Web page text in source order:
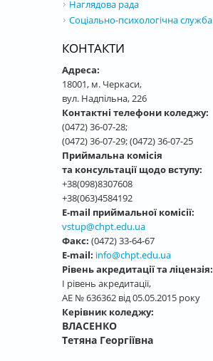
Наглядова рада
Соціально-психологічна служба
КОНТАКТИ
Адреса:
18001, м. Черкаси,
вул. Надпільна, 226
Контактні телефони коледжу:
(0472) 36-07-28;
(0472) 36-07-29; (0472) 36-07-25
Приймальна комісія
та консультації щодо вступу:
+38(098)8307608
+38(063)4584192
E-mail приймальної комісії:
vstup@chpt.edu.ua
Факс: (0472) 33-64-67
E-mail: info@chpt.edu.ua
Рівень акредитації та ліцензія:
І рівень акредитації,
АЕ № 636362 від 05.05.2015 року
Керівник коледжу:
ВЛАСЕНКО
Тетяна Георгіївна